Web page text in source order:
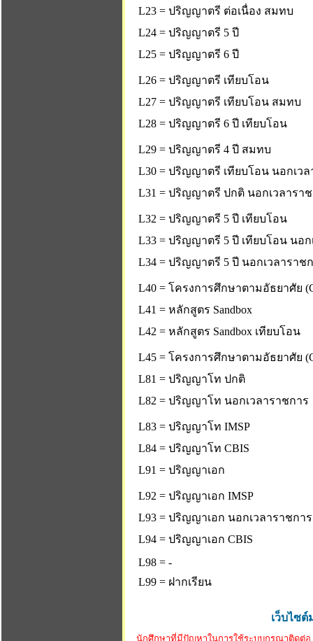
L23 = ปริญญาตรี ต่อเนื่อง สมทบ
L24 = ปริญญาตรี 5 ปี
L25 = ปริญญาตรี 6 ปี
L26 = ปริญญาตรี เทียบโอน
L27 = ปริญญาตรี เทียบโอน สมทบ
L28 = ปริญญาตรี 6 ปี เทียบโอน
L29 = ปริญญาตรี 4 ปี สมทบ
L30 = ปริญญาตรี เทียบโอน นอกเวล
L31 = ปริญญาตรี ปกติ นอกเวลารา
L32 = ปริญญาตรี 5 ปี เทียบโอน
L33 = ปริญญาตรี 5 ปี เทียบโอน นอก
L34 = ปริญญาตรี 5 ปี นอกเวลาราช
L40 = โครงการศึกษาตามอัธยาศัย
L41 = หลักสูตร Sandbox
L42 = หลักสูตร Sandbox เทียบโอน
L45 = โครงการศึกษาตามอัธยาศัย
L81 = ปริญญาโท ปกติ
L82 = ปริญญาโท นอกเวลาราชการ
L83 = ปริญญาโท IMSP
L84 = ปริญญาโท CBIS
L91 = ปริญญาเอก
L92 = ปริญญาเอก IMSP
L93 = ปริญญาเอก นอกเวลาราชการ
L94 = ปริญญาเอก CBIS
L98 = -
L99 = ฝากเรียน
เว็บไซ
นักศึกษาที่มีปัญหาในการใช้ระบบกรุณาติดต่อ